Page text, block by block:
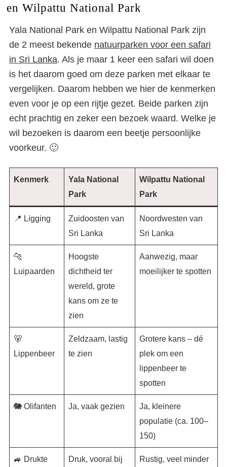
en Wilpattu National Park
Yala National Park en Wilpattu National Park zijn
de 2 meest bekende natuurparken voor een safari
in Sri Lanka. Als je maar 1 keer een safari wil doen
is het daarom goed om deze parken met elkaar te
vergelijken. Daarom hebben we hier de kenmerken
even voor je op een rijtje gezet. Beide parken zijn
echt prachtig en zeker een bezoek waard. Welke je
wil bezoeken is daarom een beetje persoonlijke
voorkeur. 🙂
Kenmerk
Yala National
Park
Wilpattu National
Park
📍 Ligging
Zuidoosten van
Sri Lanka
Noordwesten van
Sri Lanka
🐆
Luipaarden
Hoogste
dichtheid ter
wereld, grote
kans om ze te
zien
Aanwezig, maar
moeilijker te spotten
🐻
Lippenbeer
Zeldzaam, lastig
te zien
Grotere kans – dé
plek om een
lippenbeer te
spotten
🐘 Olifanten Ja, vaak gezien
Ja, kleinere
populatie (ca. 100–
150)
🚙 Drukte Druk, vooral bij Rustig, veel minder